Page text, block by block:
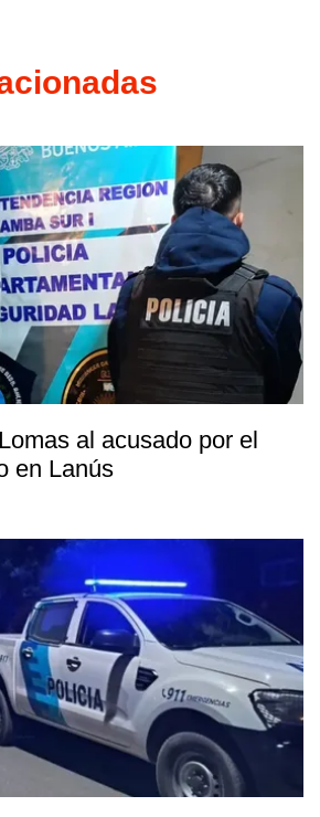
al acusado por el
en Lanús